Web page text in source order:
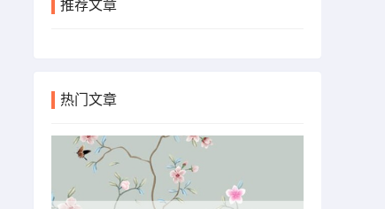
推荐文章
热门文章